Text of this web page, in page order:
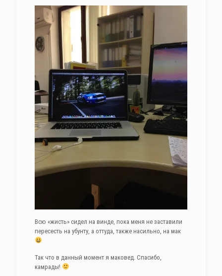
Всю «жисть» сидел на винде, пока меня не заставили
пересесть на убунту, а оттуда, также насильно, на мак
Так что в данный момент я маковед. Спасибо,
камрады!